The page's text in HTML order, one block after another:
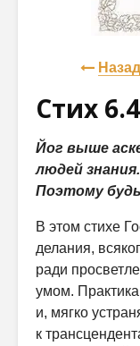
Назад
Стих
Йог выше
людей
Поэтому
В этом стихе
делания,
ради
умом.
и, мягко
к